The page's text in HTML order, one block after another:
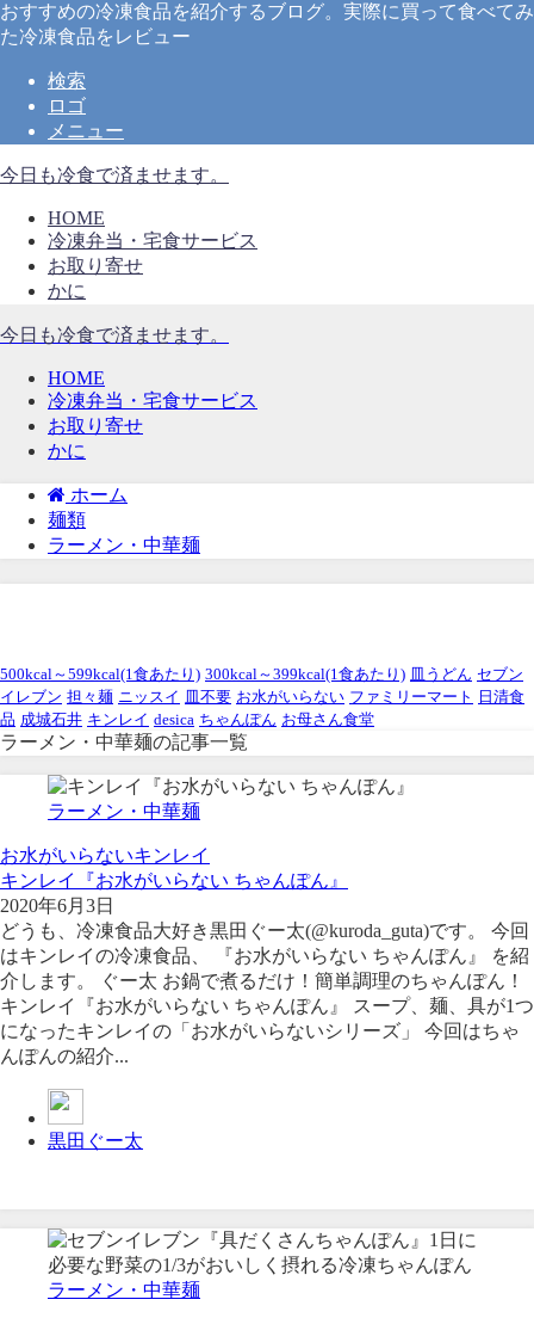
おすすめの冷凍食品を紹介するブログ。実際に買って食べてみ
た冷凍食品をレビュー
検索
ロゴ
メニュー
今日も冷食で済ませます。
HOME
冷凍弁当・宅食サービス
お取り寄せ
かに
今日も冷食で済ませます。
HOME
冷凍弁当・宅食サービス
お取り寄せ
かに
ホーム
麺類
ラーメン・中華麺
500kcal～599kcal(1食あたり) 300kcal～399kcal(1食あたり) 皿うどん セブン
イレブン 担々麺 ニッスイ 皿不要 お水がいらない ファミリーマート
日清食
品 成城石井 キンレイ desica ちゃんぽん お母さん食堂
ラーメン・中華麺の記事一覧
ラーメン・中華麺
お水がいらないキンレイ
キンレイ『お水がいらない ちゃんぽん』
2020年6月3日
どうも、冷凍食品大好き黒田ぐー太(@kuroda_guta)です。 今回
はキンレイの冷凍食品、 『お水がいらない ちゃんぽん』 を紹
介します。 ぐー太 お鍋で煮るだけ！簡単調理のちゃんぽん！
キンレイ『お水がいらない ちゃんぽん』 スープ、麺、具が1つ
になったキンレイの「お水がいらないシリーズ」 今回はちゃ
んぽんの紹介...
黒田ぐー太
ラーメン・中華麺